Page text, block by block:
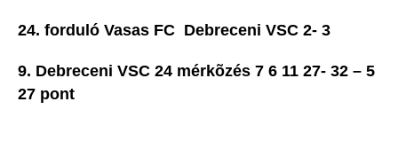
24. forduló Vasas FC  Debreceni VSC 2- 3
9. Debreceni VSC 24 mérkõzés 7 6 11 27- 32 – 5
27 pont